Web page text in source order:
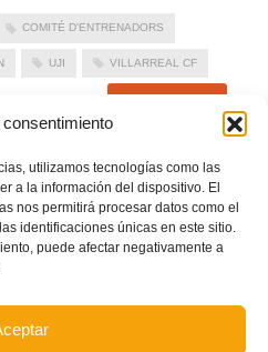
utilizamos tecnologías como las
a la información del dispositivo. El
nos permitirá procesar datos como el
identificaciones únicas en este sitio.
puede afectar negativamente a
COMITÉ D'ENTRENADORS
UJI VILLARREAL CF
ENTRENADORES,PORTADA
NO COMMENTS